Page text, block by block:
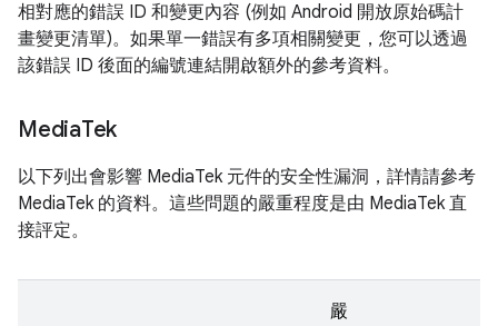
相對應的錯誤 ID 和變更內容 (例如 Android 開放原始碼計
畫變更清單)。如果單一錯誤有多項相關變更，您可以透過
該錯誤 ID 後面的編號連結開啟額外的參考資料。
MediaTek
以下列出會影響 MediaTek 元件的安全性漏洞，詳情請參考
MediaTek 的資料。這些問題的嚴重程度是由 MediaTek 直
接評定。
嚴